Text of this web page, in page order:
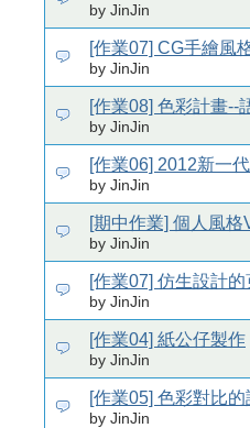
by JinJin
[作業07] CG手繪風
by JinJin
[作業08] 色彩計畫--
by JinJin
[作業06] 2012新一
by JinJin
[期中作業] 個人風格
by JinJin
[作業07] 仿生設計
by JinJin
[作業04] 紙公仔製作
by JinJin
[作業05] 色彩對比
by JinJin